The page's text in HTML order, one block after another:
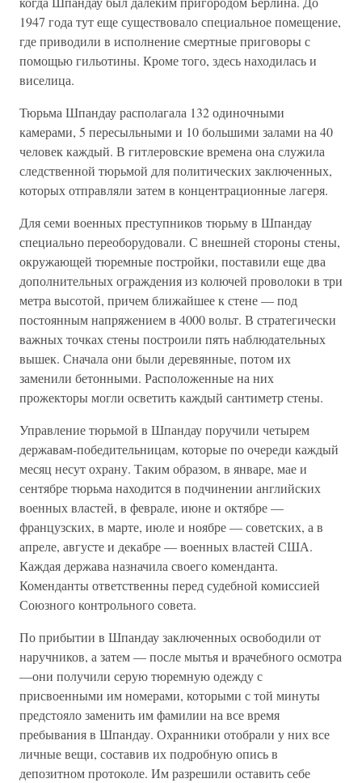
1947 года тут еще существовало специальное помещение,
где приводили в исполнение смертные приговоры с
помощью гильотины. Кроме того, здесь находилась и
виселица.
Тюрьма Шпандау располагала 132 одиночными
камерами, 5 пересыльными и 10 большими залами на 40
человек каждый. В гитлеровские времена она служила
следственной тюрьмой для политических заключенных,
которых отправляли затем в концентрационные лагеря.
Для семи военных преступников тюрьму в Шпандау
специально переоборудовали. С внешней стороны стены,
окружающей тюремные постройки, поставили еще два
дополнительных ограждения из колючей проволоки в три
метра высотой, причем ближайшее к стене — под
постоянным напряжением в 4000 вольт. В стратегически
важных точках стены построили пять наблюдательных
вышек. Сначала они были деревянные, потом их
заменили бетонными. Расположенные на них
прожекторы могли осветить каждый сантиметр стены.
Управление тюрьмой в Шпандау поручили четырем
державам-победительницам, которые по очереди каждый
месяц несут охрану. Таким образом, в январе, мае и
сентябре тюрьма находится в подчинении английских
военных властей, в феврале, июне и октябре —
французских, в марте, июле и ноябре — советских, а в
апреле, августе и декабре — военных властей США.
Каждая держава назначила своего коменданта.
Коменданты ответственны перед судебной комиссией
Союзного контрольного совета.
По прибытии в Шпандау заключенных освободили от
наручников, а затем — после мытья и врачебного осмотра
—они получили серую тюремную одежду с
присвоенными им номерами, которыми с той минуты
предстояло заменить им фамилии на все время
пребывания в Шпандау. Охранники отобрали у них все
личные вещи, составив их подробную опись в
депозитном протоколе. Им разрешили оставить себе